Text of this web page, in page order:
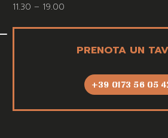
11.30 – 19.00
PRENOTA UN
+39 0173 56 05